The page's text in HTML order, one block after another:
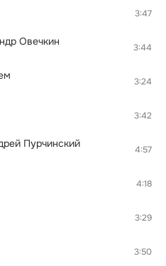
3:47
Овечкин 3:44
3:24
3:42
Пурчинский 4:57
4:18
3:29
3:50